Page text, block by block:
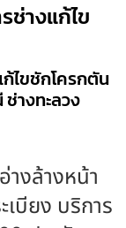
ช่างแก้ไข
ไขชักโครกตัน
างทะลวง
างล้างหน้า
บียง บริการ